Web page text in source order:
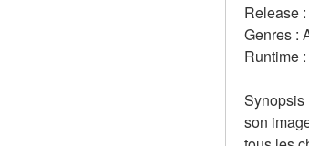
Release
Genres :
Runtime
Synopsis
son